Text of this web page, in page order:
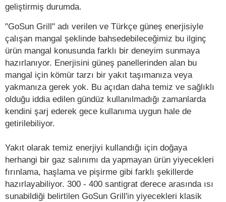
geliştirmiş durumda.
"GoSun Grill" adı verilen ve Türkçe güneş enerjisiyle
çalışan mangal şeklinde bahsedebileceğimiz bu ilginç
ürün mangal konusunda farklı bir deneyim sunmaya
hazırlanıyor. Enerjisini güneş panellerinden alan bu
mangal için kömür tarzı bir yakıt taşımanıza veya
yakmanıza gerek yok. Bu açıdan daha temiz ve sağlıklı
olduğu iddia edilen gündüz kullanılmadığı zamanlarda
kendini şarj ederek gece kullanıma uygun hale de
getirilebiliyor.
Yakıt olarak temiz enerjiyi kullandığı için doğaya
herhangi bir gaz salınımı da yapmayan ürün yiyecekleri
fırınlama, haşlama ve pişirme gibi farklı şekillerde
hazırlayabiliyor. 300 - 400 santigrat derece arasında ısı
sunabildiği belirtilen GoSun Grill'in yiyecekleri klasik